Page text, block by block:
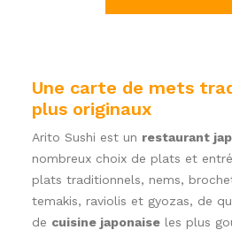
Une carte de mets
plus originaux
Arito Sushi est un restaurant
nombreux choix de plats et
plats traditionnels, nems,
temakis, raviolis et gyozas, de
de cuisine japonaiseles plus